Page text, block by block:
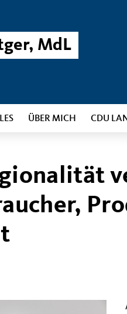
MdL
ÜBER MICH CDU